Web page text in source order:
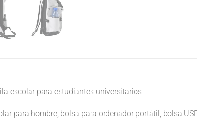
escolar para estudiantes universitarios
para hombre, bolsa para ordenador portátil, bolsa